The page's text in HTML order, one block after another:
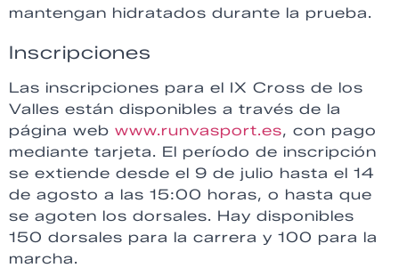
mantengan hidratados durante la prueba.
Inscripciones
Las inscripciones para el IX Cross de los
Valles están disponibles a través de la
página web www.runvasport.es, con pago
mediante tarjeta. El período de inscripción
se extiende desde el 9 de julio hasta el 14
de agosto a las 15:00 horas, o hasta que
se agoten los dorsales. Hay disponibles
150 dorsales para la carrera y 100 para la
marcha.